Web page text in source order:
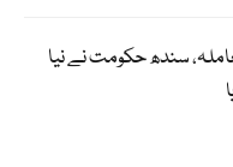
سندھ حکومت نے نیا